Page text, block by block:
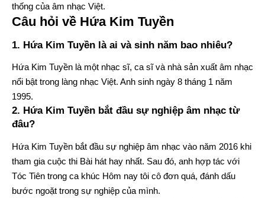
thống của âm nhạc Việt.
Câu hỏi về Hứa Kim Tuyền
1. Hứa Kim Tuyền là ai và sinh năm bao nhiêu?
Hứa Kim Tuyền là một nhạc sĩ, ca sĩ và nhà sản xuất âm nhạc
nổi bật trong làng nhạc Việt. Anh sinh ngày 8 tháng 1 năm
1995.
2. Hứa Kim Tuyền bắt đầu sự nghiệp âm nhạc từ
đâu?
Hứa Kim Tuyền bắt đầu sự nghiệp âm nhạc vào năm 2016 khi
tham gia cuộc thi Bài hát hay nhất. Sau đó, anh hợp tác với
Tóc Tiên trong ca khúc Hôm nay tôi cô đơn quá, đánh dấu
bước ngoặt trong sự nghiệp của mình.